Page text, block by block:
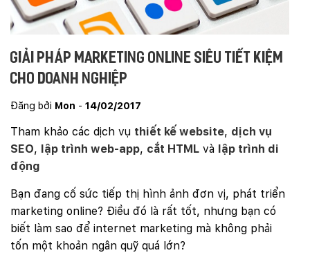
Giải pháp Marketing Online siêu tiết kiệm
cho doanh nghiệp
Đăng bởi Mon - 14/02/2017
Tham khảo các dịch vụ thiết kế website, dịch vụ
SEO, lập trình web-app, cắt HTML và lập trình di
động
Bạn đang cố sức tiếp thị hình ảnh đơn vị, phát triển
marketing online? Điều đó là rất tốt, nhưng bạn có
biết làm sao để internet marketing mà không phải
tốn một khoản ngân quỹ quá lớn?